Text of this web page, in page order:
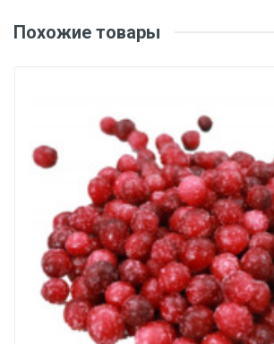
Похожие товары